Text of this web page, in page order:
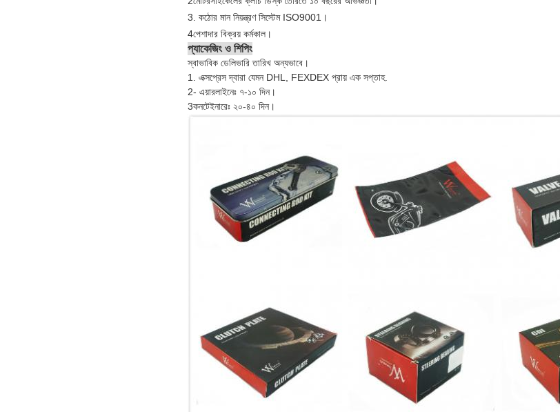
3. কঠোর মান নিয়ন্ত্রণ সিস্টেম ISO9001।
4পেশাদার বিক্রয় কর্মকাল।
প্যাকেজিং ও শিপিং
স্বাভাবিক ডেলিভারি তারিখ অন্যভাবে।
1. এক্সপ্রেস দ্বারা যেমন DHL, FEXDEX প্রায় এক সপ্তাহ.
2- এয়ারলাইনেঃ ৭-১০ দিন।
3কনটেইনারেঃ ২০-৪০ দিন।